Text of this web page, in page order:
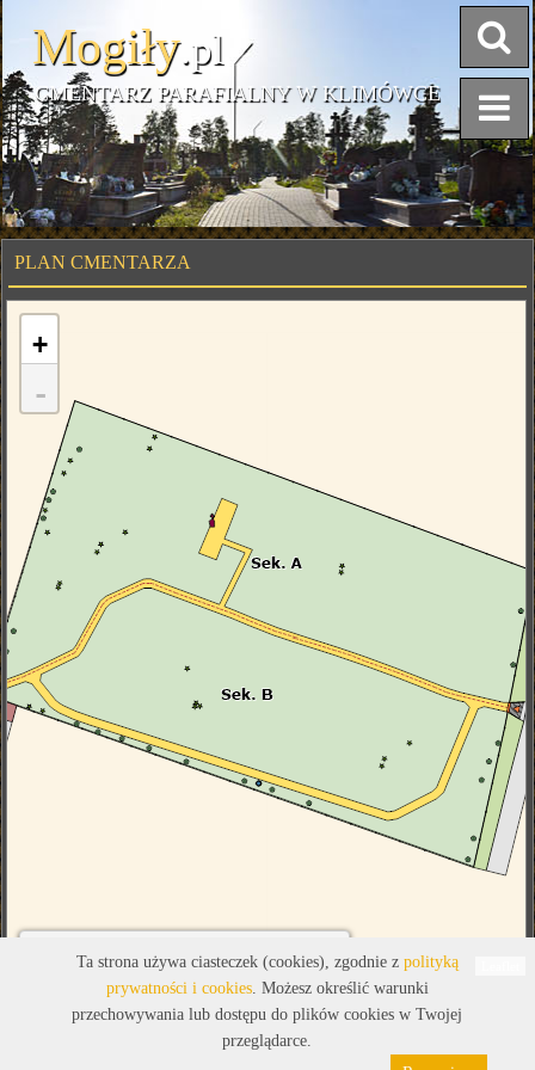
Mogiły.pl
CMENTARZ PARAFIALNY W KLIMÓWCE
PLAN CMENTARZA
+
-
Ta strona używa ciasteczek (cookies), zgodnie z polityką
prywatności i cookies. Możesz określić warunki
przechowywania lub dostępu do plików cookies w Twojej
przeglądarce.